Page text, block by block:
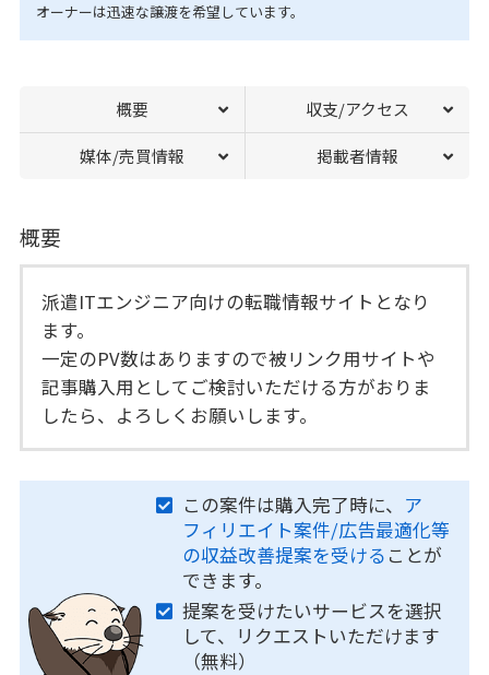
オーナーは迅速な譲渡を希望しています。
概要 収支/アクセス
媒体/売買情報 掲載者情報
概要
派遣ITエンジニア向けの転職情報サイトとなり
ます。
一定のPV数はありますので被リンク用サイトや
記事購入用としてご検討いただける方がおりま
したら、よろしくお願いします。
この案件は購入完了時に、 ア
フィリエイト案件/広告最適化等
の収益改善提案を受ける ことが
できます。
提案を受けたいサービスを選択
して、リクエストいただけます
（無料）